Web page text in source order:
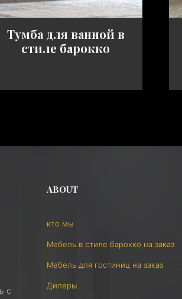
Тумба для ванной в
стиле барокко
с
ABOUT
кто мы
Мебель в стиле барокко на заказ
Мебель для гостиниц на заказ
Дилеры